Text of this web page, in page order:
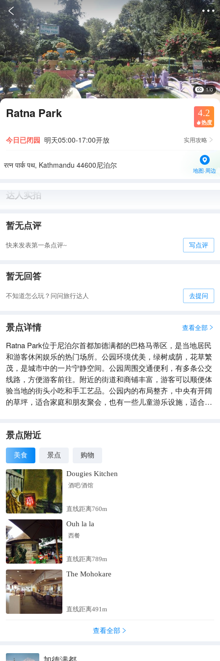
 
1/0
Ratna Park 4.2
 热度
今日已闭园 明天05:00-17:00开放 实用攻略 
रत्न पार्क पथ, Kathmandu 44600尼泊尔
地图·周边
达人实拍
暂无点评
快来发表第一条点评~ 写点评
暂无回答
不知道怎么玩？问问旅行达人 去提问
景点详情 查看全部 
Ratna Park位于尼泊尔首都加德满都的巴格马蒂区，是当地居民
和游客休闲娱乐的热门场所。公园环境优美，绿树成荫，花草繁
茂，是城市中的一片宁静空间。公园周围交通便利，有多条公交
线路，方便游客前往。附近的街道和商铺丰富，游客可以顺便体
验当地的街头小吃和手工艺品。公园内的布局整齐，中央有开阔
的草坪，适合家庭和朋友聚会，也有一些儿童游乐设施，适合带
景点附近
美食 景点 购物
Dougies Kitchen
酒吧/酒馆
直线距离760m
Ouh la la
西餐
直线距离789m
The Mohokare
直线距离491m
查看全部 